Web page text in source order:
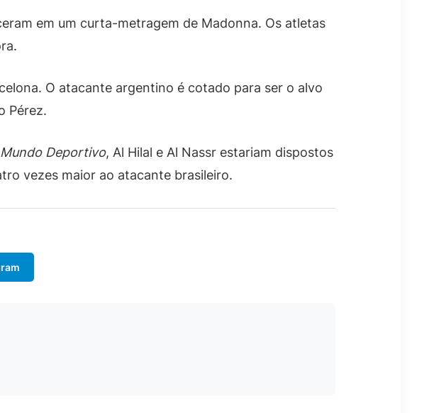
em um curta-metragem de Madonna. Os atletas
O atacante argentino é cotado para ser o alvo
Pérez.
Mundo Deportivo, Al Hilal e Al Nassr estariam dispostos
vezes maior ao atacante brasileiro.